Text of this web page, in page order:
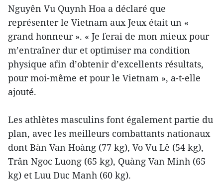
Nguyên Vu Quynh Hoa a déclaré que
représenter le Vietnam aux Jeux était un «
grand honneur ». « Je ferai de mon mieux pour
m’entraîner dur et optimiser ma condition
physique afin d’obtenir d’excellents résultats,
pour moi-même et pour le Vietnam », a-t-elle
ajouté.
Les athlètes masculins font également partie du
plan, avec les meilleurs combattants nationaux
dont Bàn Van Hoàng (77 kg), Vo Vu Lê (54 kg),
Trân Ngoc Luong (65 kg), Quàng Van Minh (65
kg) et Luu Duc Manh (60 kg).